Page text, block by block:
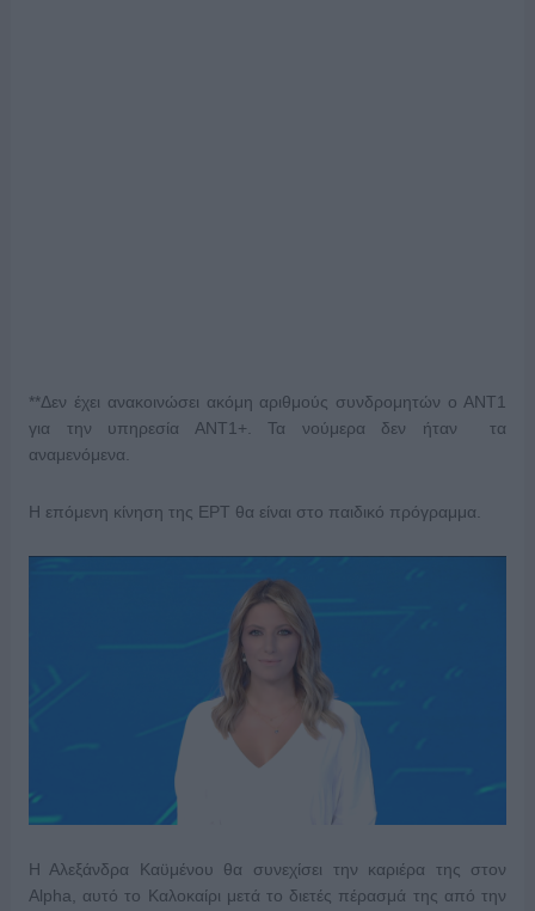
**Δεν έχει ανακοινώσει ακόμη αριθμούς συνδρομητών ο ΑΝΤ1
για την υπηρεσία ΑΝΤ1+. Τα νούμερα δεν ήταν τα
αναμενόμενα.
Η επόμενη κίνηση της ΕΡΤ θα είναι στο παιδικό πρόγραμμα.
Η Αλεξάνδρα Καϋμένου θα συνεχίσει την καριέρα της στον
Alpha, αυτό το Καλοκαίρι μετά το διετές πέρασμά της από την